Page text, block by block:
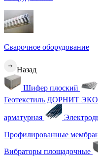
Сварочное оборудование
Назад
Шифер плоский
Геотекстиль ДОРНИТ
арматурная
Профилированные
Вибраторы площадочные